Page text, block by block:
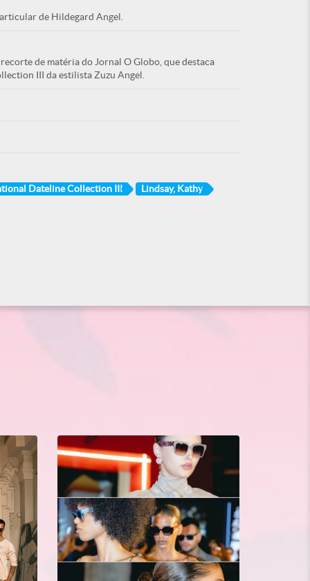
de Hildegard Angel.
de matéria do Jornal O Globo, que destaca
III da estilista Zuzu Angel.
Dateline Collection III Lindsay, Kathy